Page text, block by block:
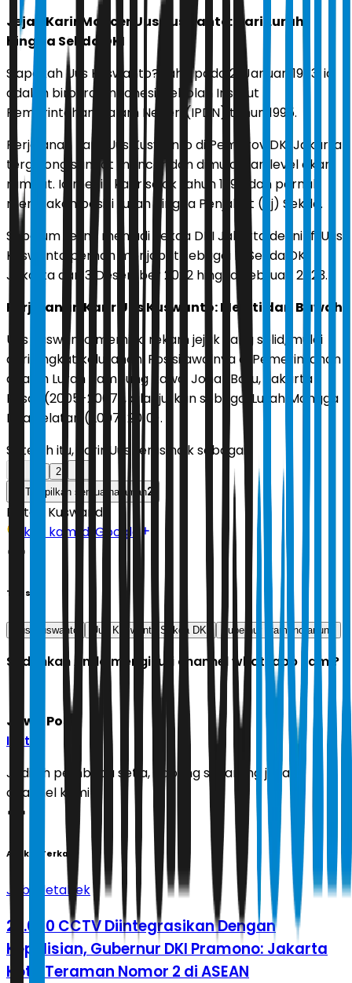
Jejak Karir Moncer Uus Kuswanto: Dari Lurah
hingga Sekda DKI
Siapakah Uus Kuswanto? Lahir pada 21 Januari 1973, ia
adalah birokrat Indonesia jebolan Institut
Pemerintahan Dalam Negeri (IPDN) tahun 1995.
Perjalanan karir Uus Kuswanto di Pemprov DKI Jakarta
tergolong sangat moncer dan dimulai dari level akar
rumput. Ia meniti karir sejak tahun 1995 dan pernah
merasakan posisi Lurah hingga Penjabat (Pj) Sekda.
Sebelum resmi menjadi Sekda DKI Jakarta definitif, Uus
Kuswanto pernah menjabat sebagai Pj Sekda DKI
Jakarta dari 3 Desember 2022 hingga Februari 2023.
Perjalanan Karir Uus Kuswanto: Meniti dari Bawah
Uus Kuswanto memiliki rekam jejak yang solid, mulai
dari tingkat kelurahan. Posisi awalnya di Pemerintahan
adalah Lurah Kampung Rawa, Johar Baru, Jakarta
Pusat (2005-2007), dilanjutkan sebagai Lurah Mangga
Dua Selatan (2007-2010).
Setelah itu, karir Uus terus naik sebagai:
2
Tampilkan semua halaman2
Editor: Kuswandi
Ikuti kami di Google
Tags
Uus Kuswanto Uus Kuswanto Sekda DKI gubernur pramono anung
Sudahkah Anda mengikuti channel whatsapp kami?
Jawa Pos
Ikuti
Jadilah pembaca setia, gabung sekarang juga di
channel kami!
Artikel Terkait
Jabodetabek
27.000 CCTV Diintegrasikan Dengan
Kepolisian, Gubernur DKI Pramono: Jakarta
Kota Teraman Nomor 2 di ASEAN